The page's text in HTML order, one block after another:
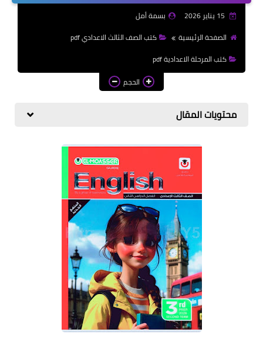
كتب المرحلة الابتدائي
بسمة أمل
الصفحة الرئيسية
كتب الصف الثالث الاعدادي pdf
كتب المرحلة الاعدادية pdf
الحجم
محتويات المقال